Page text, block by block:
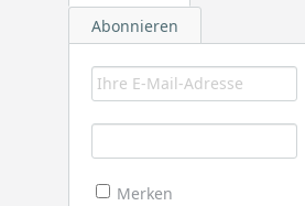
Abonnieren
Merken